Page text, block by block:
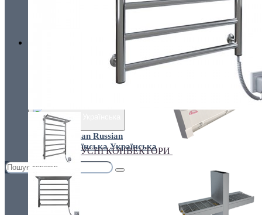
Україна, м. Київ, вул. Кирилівська, 160А
Russian
Українська
ПІДЛОГОВІ КОНВЕКТОРИ
ПЛІНТУСНІ КОНВЕКТОРИ